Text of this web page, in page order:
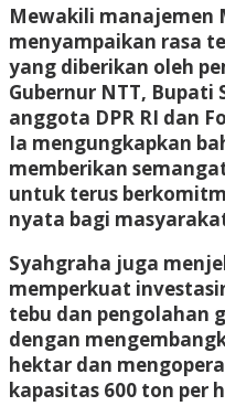
Mewakili manajemen
menyampaikan rasa
yang diberikan oleh
Gubernur NTT, Bupati
anggota DPR RI dan
Ia mengungkapkan
memberikan
untuk terus
nyata bagi
Syahgraha juga
memperkuat
tebu dan pengolahan
dengan
hektar dan
kapasitas 600 ton per